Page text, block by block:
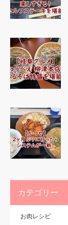
カテゴリー
お肉レシピ